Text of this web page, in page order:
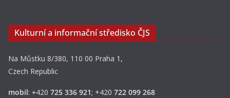
Kulturní a informační středisko ČJS
Na Můstku 8/380, 110 00 Praha 1,
Czech Republic
mobil: +420 725 336 921; +420 722 099 268